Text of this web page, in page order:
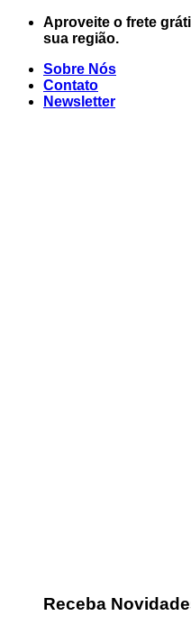
Skip
Aproveite o frete
sua região.
Sobre Nós
Contato
Newsletter
Receba